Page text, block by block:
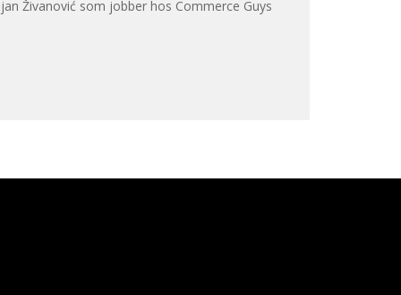
Živanović som jobber hos Commerce Guys